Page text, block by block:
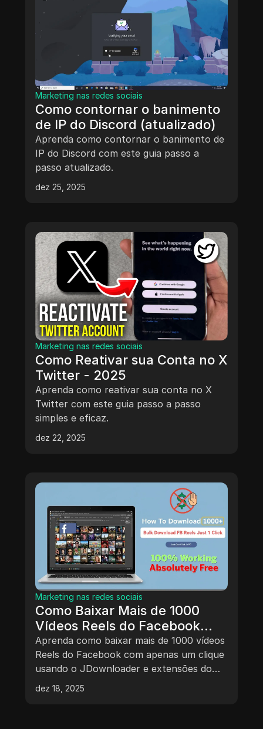
Marketing nas redes sociais
Como contornar o banimento
de IP do Discord (atualizado)
Aprenda como contornar o banimento de
IP do Discord com este guia passo a
passo atualizado.
dez 25, 2025
Marketing nas redes sociais
Como Reativar sua Conta no X
Twitter - 2025
Aprenda como reativar sua conta no X
Twitter com este guia passo a passo
simples e eficaz.
dez 22, 2025
Marketing nas redes sociais
Como Baixar Mais de 1000
Vídeos Reels do Facebook
com Um Clique
Aprenda como baixar mais de 1000 vídeos
Reels do Facebook com apenas um clique
usando o JDownloader e extensões do
navegador.
dez 18, 2025